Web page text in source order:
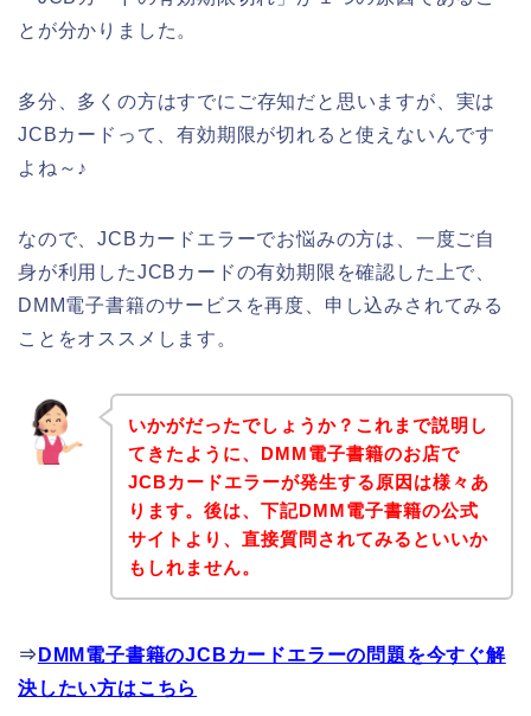
とが分かりました。
多分、多くの方はすでにご存知だと思いますが、実は
JCBカードって、有効期限が切れると使えないんです
よね～♪
なので、JCBカードエラーでお悩みの方は、一度ご自
身が利用したJCBカードの有効期限を確認した上で、
DMM電子書籍のサービスを再度、申し込みされてみる
ことをオススメします。
いかがだったでしょうか？これまで説明し
てきたように、DMM電子書籍のお店で
JCBカードエラーが発生する原因は様々あ
ります。後は、下記DMM電子書籍の公式
サイトより、直接質問されてみるといいか
もしれません。
⇒ DMM電子書籍のJCBカードエラーの問題を今すぐ解
決したい方はこちら